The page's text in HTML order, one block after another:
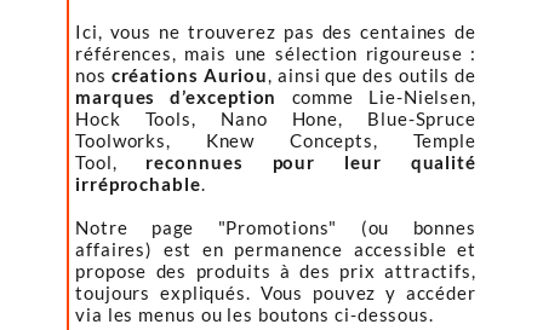
Ici, vous ne trouverez pas des centaines de
références, mais une sélection rigoureuse :
nos créations Auriou, ainsi que des outils de
marques d’exception
comme Lie-Nielsen,
Hock Tools, Nano Hone, Blue-Spruce
Toolworks, Knew Concepts, Temple
Tool, reconnues pour leur qualité
irréprochable.
Notre page "Promotions" (ou bonnes
affaires) est en permanence accessible et
propose des produits à des prix attractifs,
toujours expliqués. Vous pouvez y accéder
via les menus ou les boutons ci-dessous.